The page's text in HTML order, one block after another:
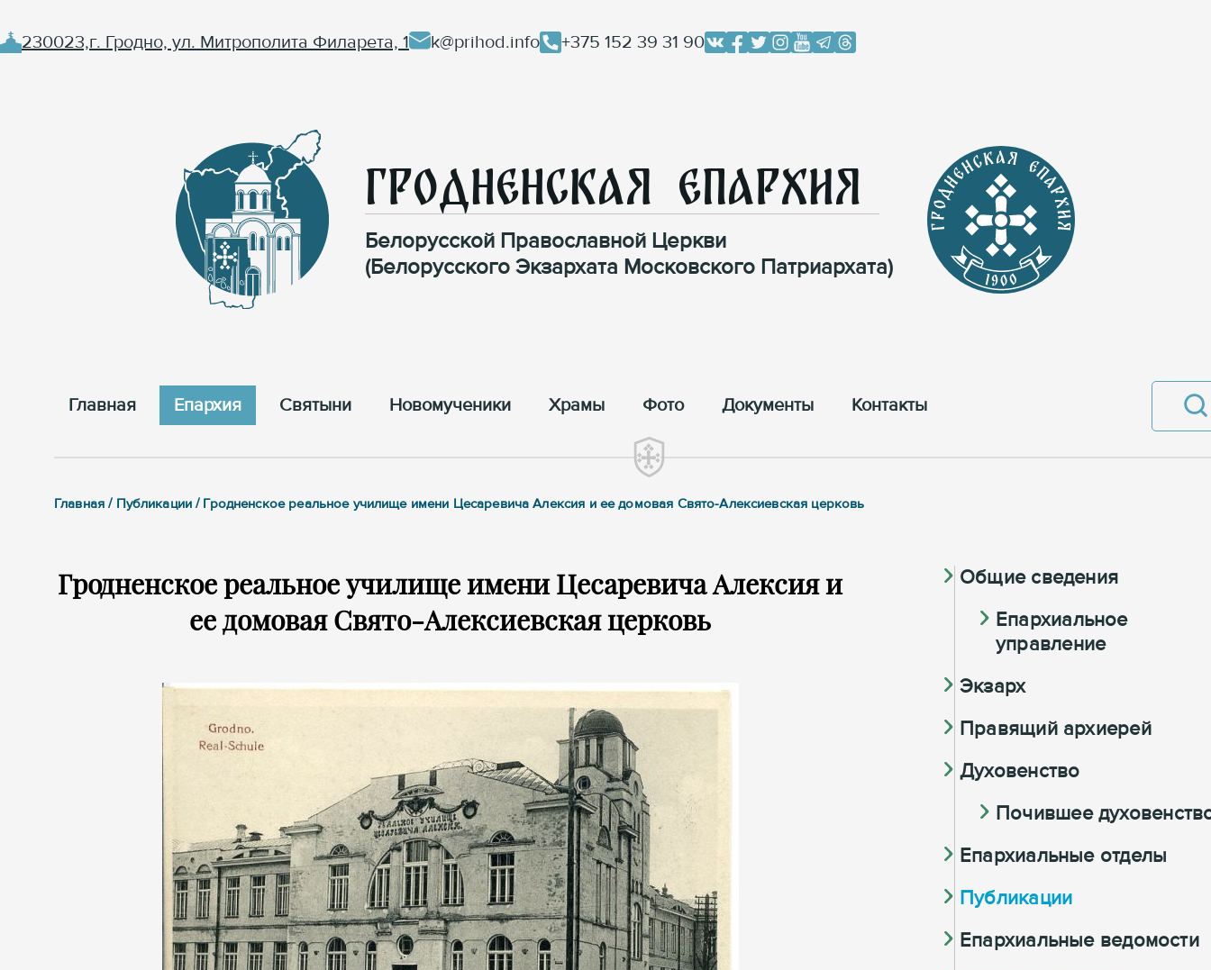
230023,г. Гродно, ул. Митрополита Филарета, 1 k@prihod.info +375 152 39 31 90
Гродненская Епархия
Белорусской Православной Церкви
(Белорусского Экзархата Московского Патриархата)
Главная Епархия Cвятыни Новомученики Храмы Фото Документы Контакты
Главная / Публикации / Гродненское реальное училище имени Цесаревича Алексия и ее домовая Свято-Алексиевская церковь
Гродненское реальное училище имени Цесаревича Алексия и
ее домовая Свято-Алексиевская церковь
Общие сведения
Eпархиальное
управление
Экзарх
Правящий архиерей
Духовенство
Почившее
Епархиальные отделы
Публикации
Епархиальные ведомости